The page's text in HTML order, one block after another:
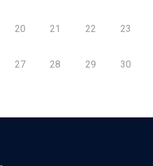
20 21 22 23
27 28 29 30